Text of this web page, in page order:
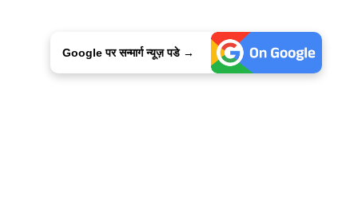
Google पर सन्मार्ग न्यूज़ पडे →